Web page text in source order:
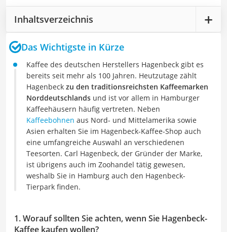
Inhaltsverzeichnis
Das Wichtigste in Kürze
Kaffee des deutschen Herstellers Hagenbeck gibt es
bereits seit mehr als 100 Jahren. Heutzutage zählt
Hagenbeck zu den traditionsreichsten Kaffeemarken
Norddeutschlands und ist vor allem in Hamburger
Kaffeehäusern häufig vertreten. Neben
Kaffeebohnen aus Nord- und Mittelamerika sowie
Asien erhalten Sie im Hagenbeck-Kaffee-Shop auch
eine umfangreiche Auswahl an verschiedenen
Teesorten. Carl Hagenbeck, der Gründer der Marke,
ist übrigens auch im Zoohandel tätig gewesen,
weshalb Sie in Hamburg auch den Hagenbeck-
Tierpark finden.
1. Worauf sollten Sie achten, wenn Sie Hagenbeck-
Kaffee kaufen wollen?